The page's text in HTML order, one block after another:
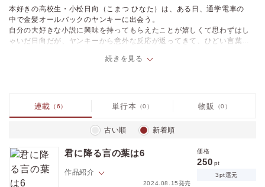
本好きの高校生・小松日向（こまつ ひなた）は、ある日、通学電車の
中で金髪オールバックのヤンキーに出会う。
自分の大好きな小説に興味を持ってもらえたことが嬉しくて思わずはし
ゃいだ日向だが、ヤンキーから意外な反応が返ってきて、ひどい言葉を
このまま会うこともないだろうと思っていたら、例のヤンキーは入学以
恋を知らないふたりが不器用につむぐ切ない青春ラブストーリー。
※こちらは、WEB雑誌『Charles Mag』に収録されている作品の単話
配信です。重複購入にご注意ください。
（※各巻のページ数は、表紙と奥付を含め片面で数えています）
続きを見る
連載 （6） 単行本 （0） 物販 （0）
古い順 新着順
君に降る言の葉は6
作品紹介
2024.08.15発売
価格
250 pt
3pt還元